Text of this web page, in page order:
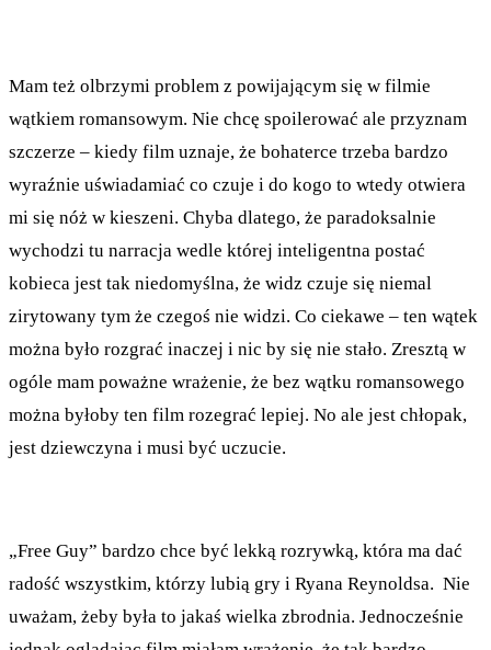
Mam też olbrzymi problem z powijającym się w filmie
wątkiem romansowym. Nie chcę spoilerować ale przyznam
szczerze – kiedy film uznaje, że bohaterce trzeba bardzo
wyraźnie uświadamiać co czuje i do kogo to wtedy otwiera
mi się nóż w kieszeni. Chyba dlatego, że paradoksalnie
wychodzi tu narracja wedle której inteligentna postać
kobieca jest tak niedomyślna, że widz czuje się niemal
zirytowany tym że czegoś nie widzi. Co ciekawe – ten wątek
można było rozgrać inaczej i nic by się nie stało. Zresztą w
ogóle mam poważne wrażenie, że bez wątku romansowego
można byłoby ten film rozegrać lepiej. No ale jest chłopak,
jest dziewczyna i musi być uczucie.
„Free Guy” bardzo chce być lekką rozrywką, która ma dać
radość wszystkim, którzy lubią gry i Ryana Reynoldsa. Nie
uważam, żeby była to jakaś wielka zbrodnia. Jednocześnie